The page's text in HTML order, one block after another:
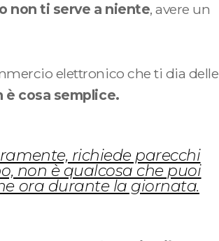
non ti serve a niente, avere un
elettronico che ti dia delle
è cosa semplice.
richiede parecchi
non è qualcosa che puoi
ora durante la giornata.